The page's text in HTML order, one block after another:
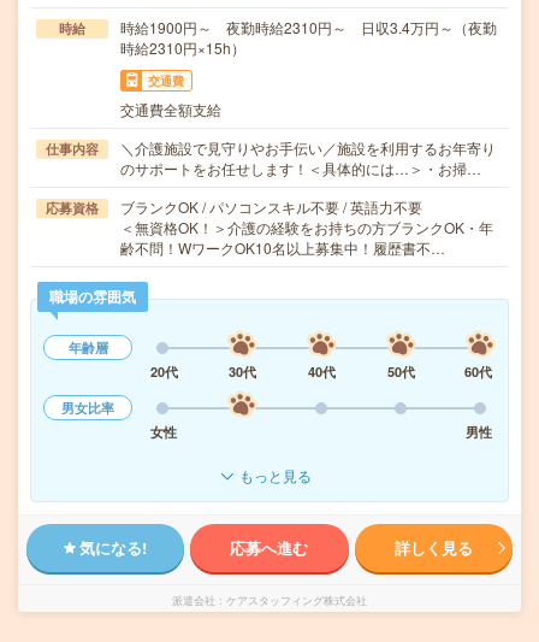
時給
時給1900円～ 夜勤時給2310円～ 日収3.4万円～（夜勤
時給2310円×15h）
交通費
交通費全額支給
仕事内容
＼介護施設で見守りやお手伝い／施設を利用するお年寄り
のサポートをお任せします！＜具体的には…＞・お掃…
応募資格
ブランクOK / パソコンスキル不要 / 英語力不要
＜無資格OK！＞介護の経験をお持ちの方ブランクOK・年
齢不問！WワークOK10名以上募集中！履歴書不…
職場の雰囲気
年齢層
20代
30代 40代 50代
60代
男女比率
女性
男性
もっと見る
気になる! 応募へ進む 詳しく見る
派遣会社 ケアスタッフィング株式会社